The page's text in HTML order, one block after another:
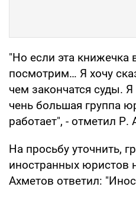
"Но если эта книжечка
посмотрим… Я хочу
чем закончатся суды.
чень большая группа
работает", - отметил Р.
На просьбу уточнить,
иностранных юристов
Ахметов ответил: